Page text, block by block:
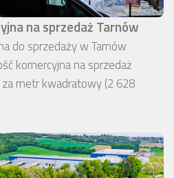
na sprzedaż Tarnów
do sprzedaży w Tarnów
komercyjna na sprzedaż
metr kwadratowy (2 628